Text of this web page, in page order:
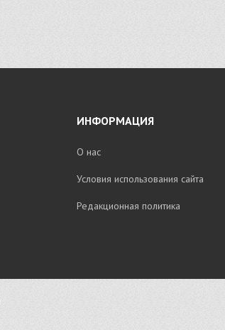
ИНФОРМАЦИЯ
О нас
Условия использования сайта
Редакционная политика